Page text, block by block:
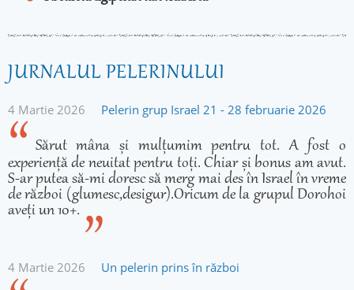
JURNALUL PELERINULUI
4 Martie 2026 Pelerin grup Israel 21 - 28 februarie 2026
Sărut mâna și mulțumim pentru tot. A fost o
experiență de neuitat pentru toți. Chiar și bonus am avut.
S-ar putea să-mi doresc să merg mai des în Israel în vreme
de război (glumesc,desigur).Oricum de la grupul Dorohoi
aveți un 10+.
4 Martie 2026 Un pelerin prins în război